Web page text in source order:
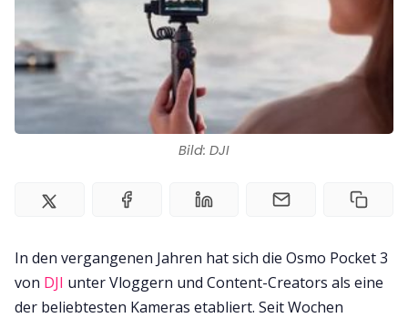
Bild: DJI
In den vergangenen Jahren hat sich die Osmo Pocket 3
von DJI unter Vloggern und Content-Creators als eine
der beliebtesten Kameras etabliert. Seit Wochen